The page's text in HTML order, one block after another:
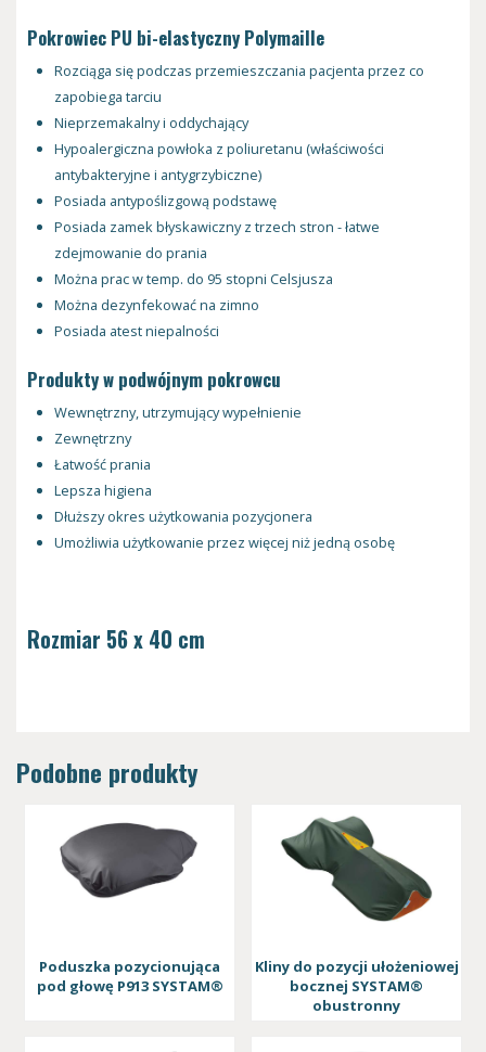
Pokrowiec PU bi-elastyczny Polymaille
Rozciąga się podczas przemieszczania pacjenta przez co
zapobiega tarciu
Nieprzemakalny i oddychający
Hypoalergiczna powłoka z poliuretanu (właściwości
antybakteryjne i antygrzybiczne)
Posiada antypoślizgową podstawę
Posiada zamek błyskawiczny z trzech stron - łatwe
zdejmowanie do prania
Można prac w temp. do 95 stopni Celsjusza
Można dezynfekować na zimno
Posiada atest niepalności
Produkty w podwójnym pokrowcu
Wewnętrzny, utrzymujący wypełnienie
Zewnętrzny
Łatwość prania
Lepsza higiena
Dłuższy okres użytkowania pozycjonera
Umożliwia użytkowanie przez więcej niż jedną osobę
Rozmiar 56 x 40 cm
Podobne produkty
Poduszka pozycionująca
pod głowę P913 SYSTAM®
Kliny do pozycji ułożeniowej
bocznej SYSTAM®
obustronny